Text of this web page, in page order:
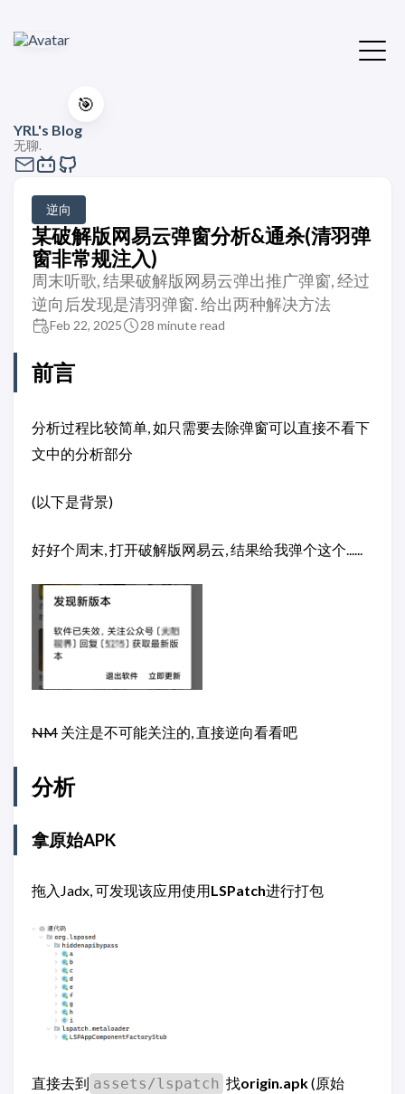
🎯
YRL's Blog
无聊.
逆向
某破解版网易云弹窗分析&通杀(清羽弹
窗非常规注入)
周末听歌, 结果破解版网易云弹出推广弹窗, 经过
逆向后发现是清羽弹窗. 给出两种解决方法
Feb 22, 2025 28 minute read
前言
分析过程比较简单, 如只需要去除弹窗可以直接不看下
文中的分析部分
(以下是背景)
好好个周末, 打开破解版网易云, 结果给我弹个这个......
NM 关注是不可能关注的, 直接逆向看看吧
分析
拿原始APK
拖入Jadx, 可发现该应用使用LSPatch进行打包
直接去到 assets/lspatch 找origin.apk(原始